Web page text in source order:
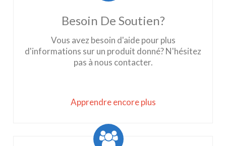
Besoin De Soutien?
Vous avez besoin d'aide pour plus
d'informations sur un produit donné? N'hésitez
pas à nous contacter.
Apprendre encore plus